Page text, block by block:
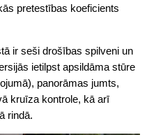
pretestības koeficients
ir seši drošības spilveni un
ietilpst apsildāma stūre
panorāmas jumts,
kruīza kontrole, kā arī
rindā.